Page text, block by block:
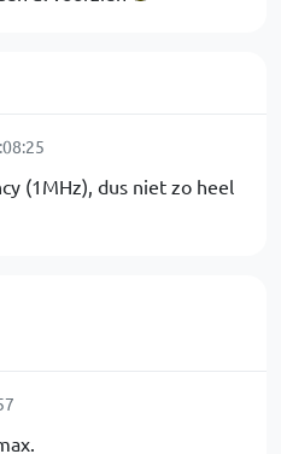
(1MHz), dus niet zo heel